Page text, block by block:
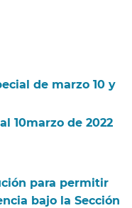
de marzo 10 y
10marzo de 2022​​
para permitir
bajo la Sección